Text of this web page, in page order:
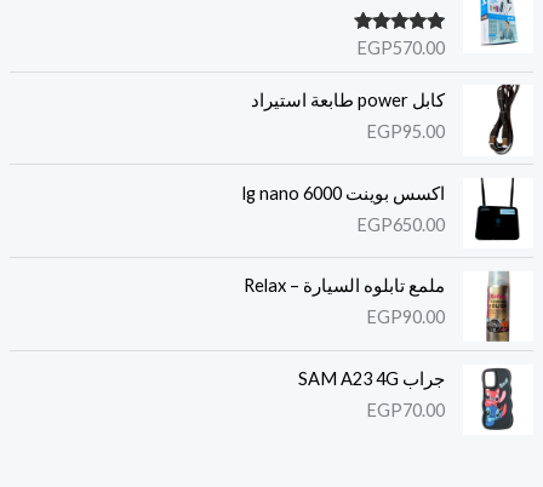
تم التقييم
EGP570.00
كابل power طابعة استيراد
EGP95.00
اكسس بوينت lg nano 6000
EGP650.00
ملمع تابلوه السيارة – Relax
EGP90.00
جراب SAM A23 4G
EGP70.00